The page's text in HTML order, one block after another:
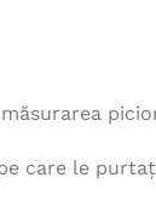
care le